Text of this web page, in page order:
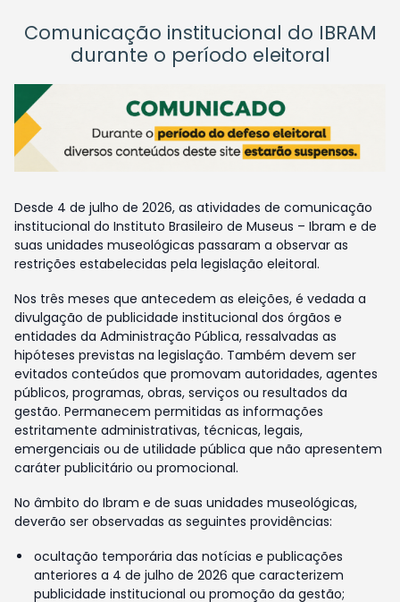
Comunicação institucional do IBRAM
durante o período eleitoral
Desde 4 de julho de 2026, as atividades de comunicação
institucional do Instituto Brasileiro de Museus – Ibram e de
suas unidades museológicas passaram a observar as
restrições estabelecidas pela legislação eleitoral.
Nos três meses que antecedem as eleições, é vedada a
divulgação de publicidade institucional dos órgãos e
entidades da Administração Pública, ressalvadas as
hipóteses previstas na legislação. Também devem ser
evitados conteúdos que promovam autoridades, agentes
públicos, programas, obras, serviços ou resultados da
gestão. Permanecem permitidas as informações
estritamente administrativas, técnicas, legais,
emergenciais ou de utilidade pública que não apresentem
caráter publicitário ou promocional.
No âmbito do Ibram e de suas unidades museológicas,
deverão ser observadas as seguintes providências:
ocultação temporária das notícias e publicações
anteriores a 4 de julho de 2026 que caracterizem
publicidade institucional ou promoção da gestão;